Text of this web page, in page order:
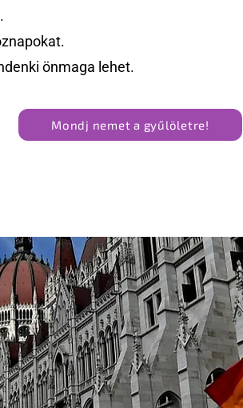
önmaga lehet.
Mondj nemet a gyűlöletre!